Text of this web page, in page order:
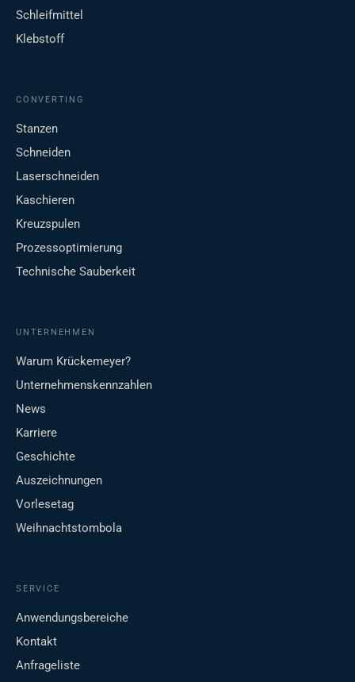
Schleifmittel
Klebstoff
CONVERTING
Stanzen
Schneiden
Laserschneiden
Kaschieren
Kreuzspulen
Prozessoptimierung
Technische Sauberkeit
UNTERNEHMEN
Warum Krückemeyer?
Unternehmenskennzahlen
News
Karriere
Geschichte
Auszeichnungen
Vorlesetag
Weihnachtstombola
SERVICE
Anwendungsbereiche
Kontakt
Anfrageliste